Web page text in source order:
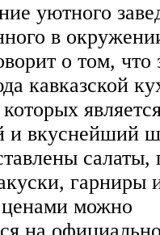
уютного
в
о том, что
кавказской
и вкуснейший
салаты,
гарниры
можно